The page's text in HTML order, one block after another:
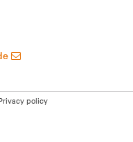
policy